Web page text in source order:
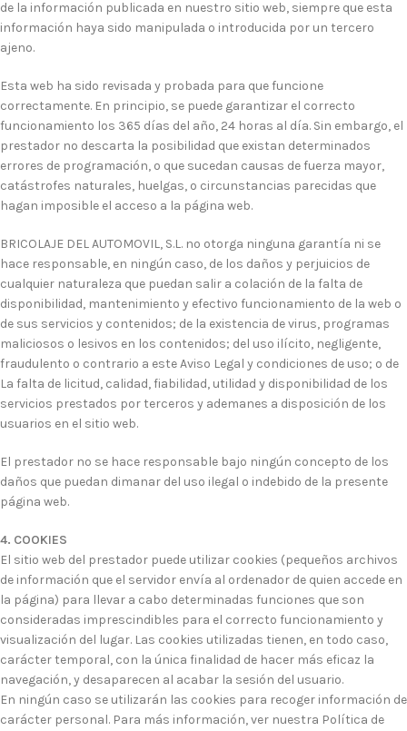
de la información publicada en nuestro sitio web, siempre que esta
información haya sido manipulada o introducida por un tercero
ajeno.
Esta web ha sido revisada y probada para que funcione
correctamente. En principio, se puede garantizar el correcto
funcionamiento los 365 días del año, 24 horas al día. Sin embargo, el
prestador no descarta la posibilidad que existan determinados
errores de programación, o que sucedan causas de fuerza mayor,
catástrofes naturales, huelgas, o circunstancias parecidas que
hagan imposible el acceso a la página web.
BRICOLAJE DEL AUTOMOVIL, S.L. no otorga ninguna garantía ni se
hace responsable, en ningún caso, de los daños y perjuicios de
cualquier naturaleza que puedan salir a colación de la falta de
disponibilidad, mantenimiento y efectivo funcionamiento de la web o
de sus servicios y contenidos; de la existencia de virus, programas
maliciosos o lesivos en los contenidos; del uso ilícito, negligente,
fraudulento o contrario a este Aviso Legal y condiciones de uso; o de
La falta de licitud, calidad, fiabilidad, utilidad y disponibilidad de los
servicios prestados por terceros y ademanes a disposición de los
usuarios en el sitio web.
El prestador no se hace responsable bajo ningún concepto de los
daños que puedan dimanar del uso ilegal o indebido de la presente
página web.
4. COOKIES
El sitio web del prestador puede utilizar cookies (pequeños archivos
de información que el servidor envía al ordenador de quien accede en
la página) para llevar a cabo determinadas funciones que son
consideradas imprescindibles para el correcto funcionamiento y
visualización del lugar. Las cookies utilizadas tienen, en todo caso,
carácter temporal, con la única finalidad de hacer más eficaz la
navegación, y desaparecen al acabar la sesión del usuario.
En ningún caso se utilizarán las cookies para recoger información de
carácter personal. Para más información, ver nuestra Política de